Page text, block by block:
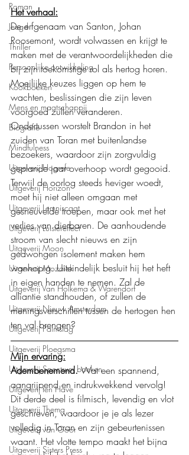
Roman
Jeugd
Thriller
Persoonlijke ontwikkeling
Kookboeken
Mens en maatschappij
Biografie
Mindfulness
Uitgeverij Hogrefe
Uitgeverij Horizon
Uitgeverij Lemniscaat
Uitgeverij Luistereffect
Uitgeverij Moon
Uitgeverij Mozaïek
Uitgeverij Van Holkema & Warendorf
Uitgeverij Nieuw Amsterdam
Uitgeverij Palmslag
Uitgeverij Ploegsma
Uitgeverij Spectrum boeken
Uitgeverij ten Have
Uitgeverij Thema
Uitgeverij van Goor
Uitgeverij Sisters Press
Het verhaal:
De erfgenaam van Santon, Johan
Roosemont, wordt volwassen en krijgt te
maken met de verantwoordelijkheden die
bij zijn toekomstige rol als hertog horen.
Moeilijke keuzes liggen op hem te
wachten, beslissingen die zijn leven
voorgoed zullen veranderen.
Ondertussen worstelt Brandon in het
zuiden van Toran met buitenlandse
bezoekers, waardoor zijn zorgvuldig
geplande jaar overhoop wordt gegooid.
Terwijl de oorlog steeds heviger woedt,
moet hij niet alleen omgaan met
gesneuvelde troepen, maar ook met het
verlies van dierbaren. De aanhoudende
stroom van slecht nieuws en zijn
gedwongen isolement maken hem
wanhopig. Uiteindelijk besluit hij het heft
in eigen handen te nemen. Zal de
alliantie standhouden, of zullen de
meningsverschillen tussen de hertogen hen
ten val brengen?
Mijn ervaring:
Adembenemend. Wat een spannend,
aangrijpend en indrukwekkend vervolg!
Dit derde deel is filmisch, levendig en vlot
geschreven, waardoor je je als lezer
volledig in Toran en zijn gebeurtenissen
waant. Het vlotte tempo maakt het bijna